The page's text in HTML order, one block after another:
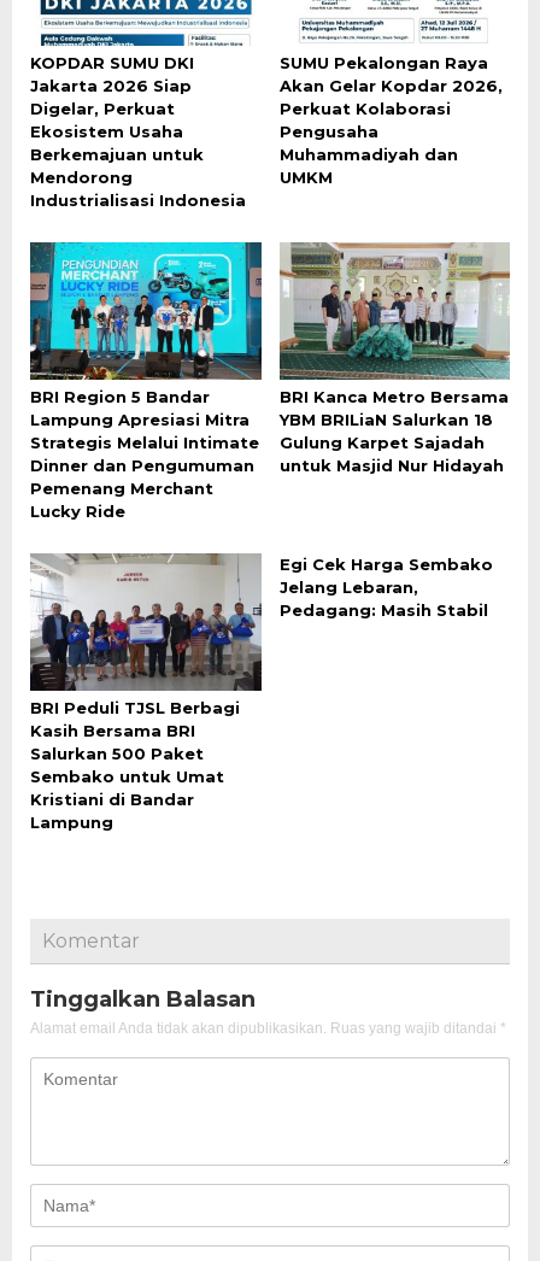
KOPDAR SUMU DKI
Jakarta 2026 Siap
Digelar, Perkuat
Ekosistem Usaha
Berkemajuan untuk
Mendorong
Industrialisasi Indonesia
SUMU Pekalongan Raya
Akan Gelar Kopdar 2026,
Perkuat Kolaborasi
Pengusaha
Muhammadiyah dan
UMKM
BRI Region 5 Bandar
Lampung Apresiasi Mitra
Strategis Melalui Intimate
Dinner dan Pengumuman
Pemenang Merchant
Lucky Ride
BRI Kanca Metro Bersama
YBM BRILiaN Salurkan 18
Gulung Karpet Sajadah
untuk Masjid Nur Hidayah
BRI Peduli TJSL Berbagi
Kasih Bersama BRI
Salurkan 500 Paket
Sembako untuk Umat
Kristiani di Bandar
Lampung
Egi Cek Harga Sembako
Jelang Lebaran,
Pedagang: Masih Stabil
Komentar
Tinggalkan Balasan
Alamat email Anda tidak akan dipublikasikan. Ruas yang wajib ditandai *